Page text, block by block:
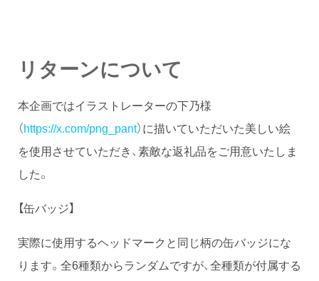
リターンについて
本企画ではイラストレーターの下乃様
（https://x.com/png_pant）に描いていただいた美しい絵
を使用させていただき、素敵な返礼品をご用意いたしま
した。
【缶バッジ】
実際に使用するヘッドマークと同じ柄の缶バッジにな
ります。全6種類からランダムですが、全種類が付属する